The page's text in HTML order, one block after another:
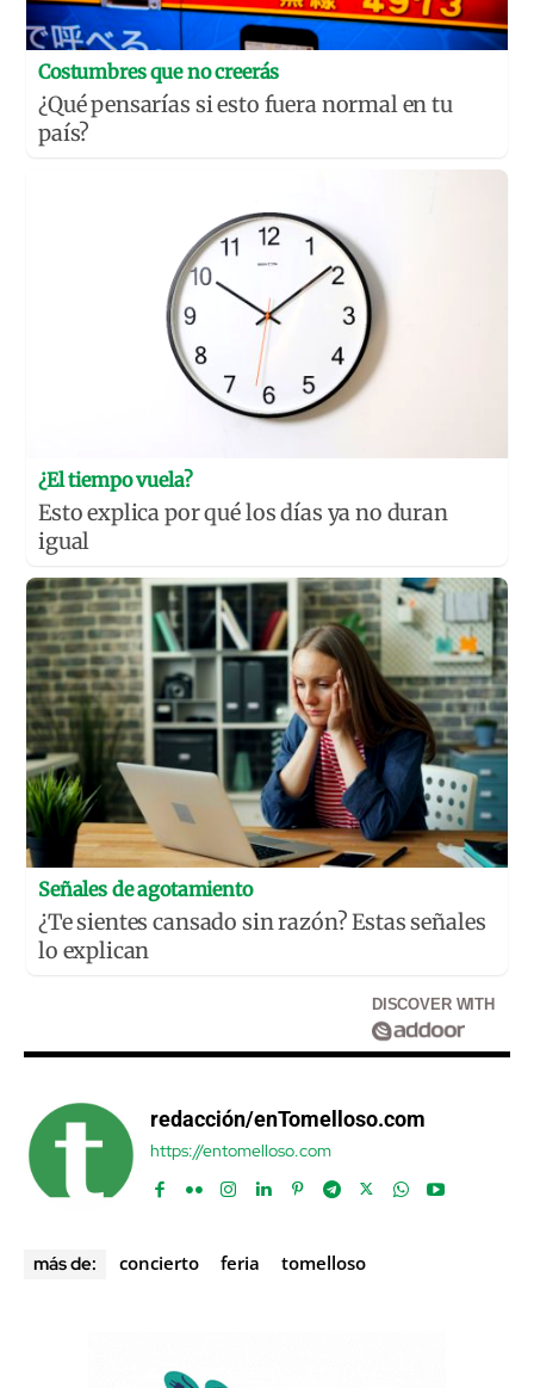
Costumbres que no creerás
¿Qué pensarías si esto fuera normal en tu
país?
¿El tiempo vuela?
Esto explica por qué los días ya no duran
igual
Señales de agotamiento
¿Te sientes cansado sin razón? Estas señales
lo explican
DISCOVER WITH
redacción/enTomelloso.com
https://entomelloso.com
más de: concierto feria tomelloso